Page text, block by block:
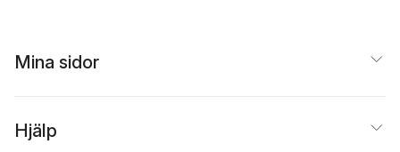
Mina sidor
Hjälp